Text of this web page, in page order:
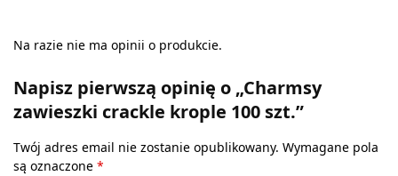
Na razie nie ma opinii o produkcie.
Napisz pierwszą opinię o „Charmsy
zawieszki crackle krople 100 szt.”
Twój adres email nie zostanie opublikowany. Wymagane pola
są oznaczone *